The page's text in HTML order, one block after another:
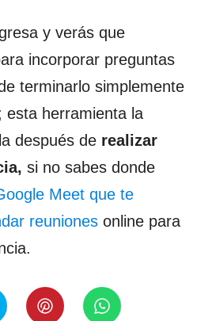
y verás que
incorporar preguntas
terminarlo simplemente
herramienta la
después de realizar
si no sabes donde
Meet que te
reuniones online para